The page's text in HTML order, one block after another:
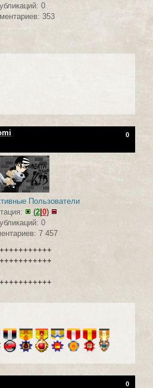
0
353
0
Пользователи
(2|0)
0
7 457
0